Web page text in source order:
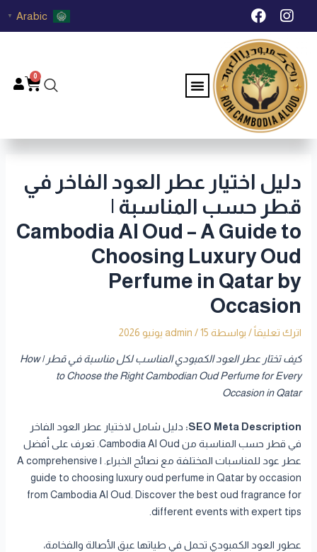
تخطي I
n
s
t
a
g
r
a
m
F
a
c
e
b
o
o
k
Arabic
▼
Menu
0
دليل اختيار عطر العود الفاخر في
قطر حسب المناسبة |
Cambodia Al Oud – A Guide to
Choosing Luxury Oud
Perfume in Qatar by
Occasion
اترك تعليقاً / بواسطة admin /15 يونيو 2026
كيف تختار عطر العود الكمبودي المناسب لكل مناسبة في قطر | How
to Choose the Right Cambodian Oud Perfume for Every
Occasion in Qatar
SEO Meta Description: دليل شامل لاختيار عطر العود الفاخر
في قطر حسب المناسبة من Cambodia Al Oud. تعرف على أفضل
عطر عود للمناسبات المختلفة مع نصائح الخبراء. | A comprehensive
guide to choosing luxury oud perfume in Qatar by occasion
from Cambodia Al Oud. Discover the best oud fragrance for
different events with expert tips.
عطور العود الكمبودي تحمل في طياتها عبق الأصالة والفخامة،
Post
navigation